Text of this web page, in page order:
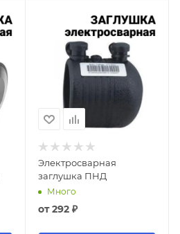
Электросварная
заглушка ПНД
Много
от292 ₽